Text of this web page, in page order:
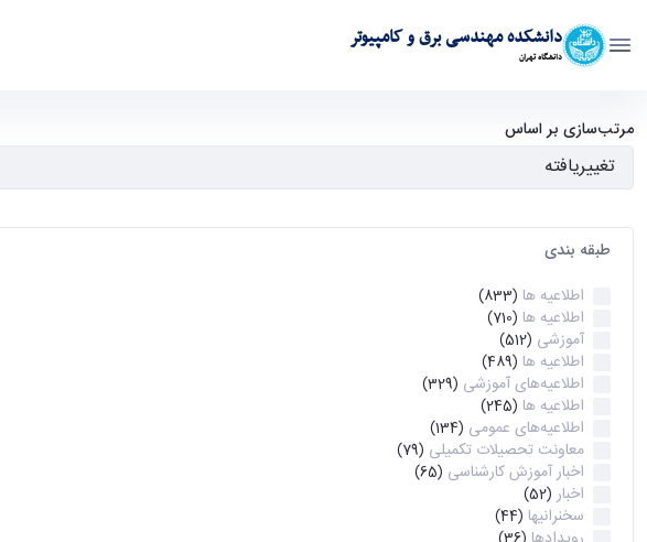
دانشکده مهندسی برق و کامپیوتر
دانشگاه تهران
آرشیو اطلاعیه ها - ece- دانشکده مهندسی برق و کامپیوتر
مرتب‌سازی بر اساس
طبقه بندی
اطلاعیه ها (833)
اطلاعیه ها (710)
آموزشی (512)
اطلاعیه ها (489)
اطلاعیه‌های‌ آموزشی (329)
اطلاعیه ها (245)
اطلاعیه‌های عمومی (134)
معاونت تحصیلات تکمیلی (79)
اخبار آموزش کارشناسی (65)
اخبار (52)
سخنرانیها (44)